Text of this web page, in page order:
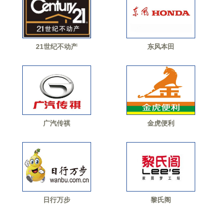
21世纪不动产 东风本田
广汽传祺 金虎便利
日行万步 黎氏阁